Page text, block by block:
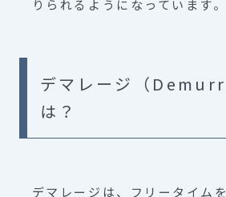
りられるようになっています。
デマレージ（
は？
デマレージは、フリータイム